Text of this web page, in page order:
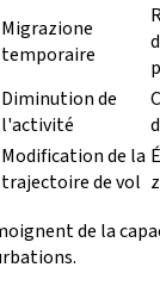
Migrazione
temporaire
Diminution de
l'activité
Modification de la
trajectoire de vol
de la